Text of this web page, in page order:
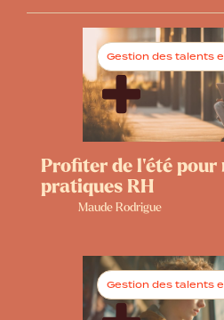
Gestion des talents
Profiter de l’été
pratiques RH
Maude Rodrigue
Gestion des talents